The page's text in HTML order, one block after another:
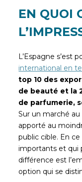
EN QUOI
L’Espagne s’est
international en
top 10 des
de beauté et la
de parfumerie,
Sur un marché
apporté au
public cible. En ce
importants et qui
différence est
option qui se